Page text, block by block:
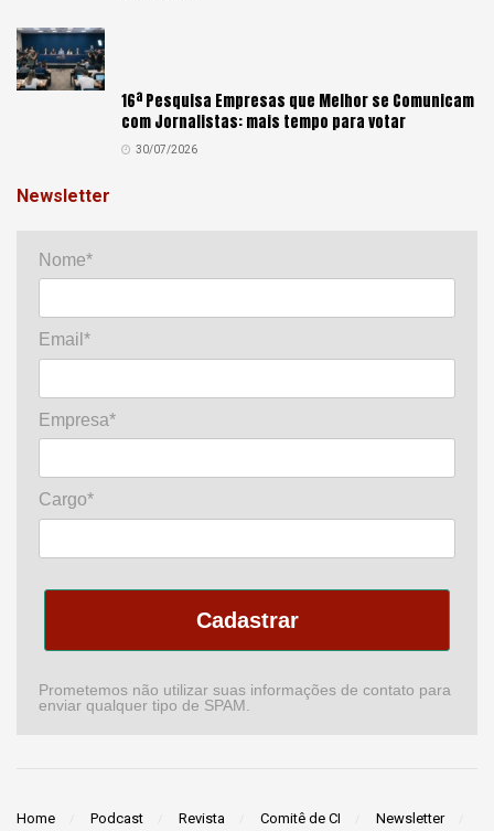
16ª Pesquisa Empresas que Melhor se Comunicam
com Jornalistas: mais tempo para votar
30/07/2026
Newsletter
Nome*
Email*
Empresa*
Cargo*
Cadastrar
Prometemos não utilizar suas informações de contato para
enviar qualquer tipo de SPAM.
Home Podcast Revista Comitê de CI Newsletter